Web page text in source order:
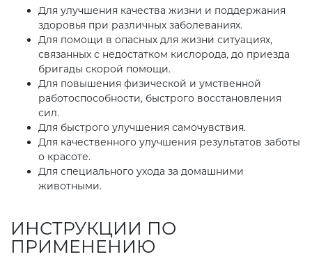
Для улучшения качества жизни и поддержания
здоровья при различных заболеваниях.
Для помощи в опасных для жизни ситуациях,
связанных с недостатком кислорода, до приезда
бригады скорой помощи.
Для повышения физической и умственной
работоспособности, быстрого восстановления
сил.
Для быстрого улучшения самочувствия.
Для качественного улучшения результатов заботы
о красоте.
Для специального ухода за домашними
животными.
ИНСТРУКЦИИ ПО
ПРИМЕНЕНИЮ